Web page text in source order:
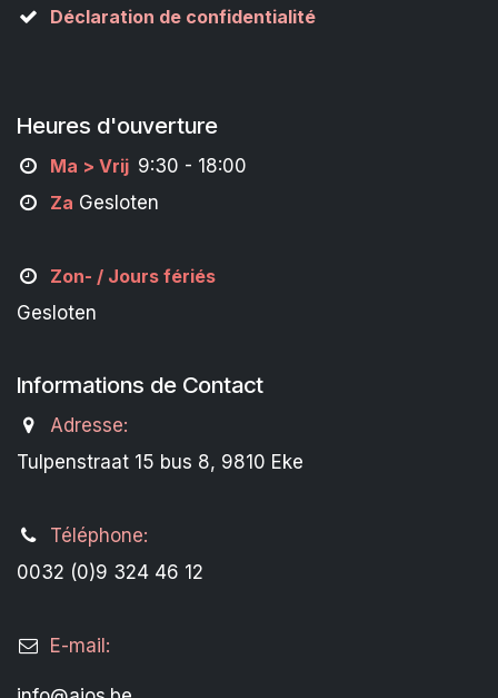
Déclaration de confidentialité
Heures d'ouverture
Ma > Vrij 9:30 - 18:00
Za Gesloten
Zon- / Jours fériés
Gesloten
Informations de Contact
Adresse:
Tulpenstraat 15 bus 8, 9810 Eke
Téléphone:
0032 (0)9 324 46 12
E-mail: